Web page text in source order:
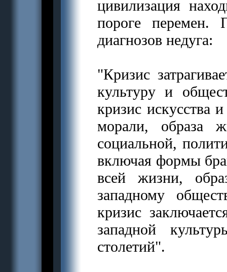
цивилизация
пороге перемен.
диагнозов недуга:
"Кризис
культуру и
кризис искусства
морали, образа
социальной,
включая формы
всей жизни,
западному
кризис
западной
столетий".